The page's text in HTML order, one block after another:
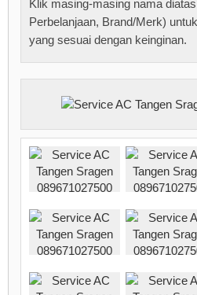
Klik masing-masing nama
Perbelanjaan, Brand/Merk)
yang sesuai dengan keinginan.